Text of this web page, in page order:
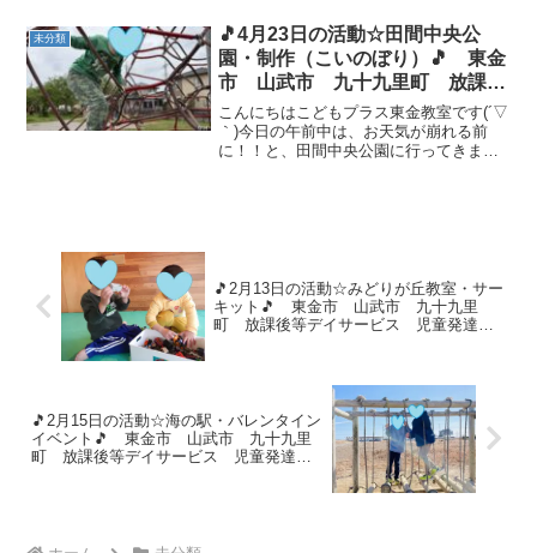
未分類
🎵4月23日の活動☆田間中央公
園・制作（こいのぼり）🎵 東金
市 山武市 九十九里町 放課後
等デイサービス 児童発達支援
運動療育 教室見学
こんにちはこどもプラス東金教室です(´▽
｀)今日の午前中は、お天気が崩れる前
に！！と、田間中央公園に行ってきまし
🎵2月13日の活動☆みどりが丘教室・サー
キット🎵 東金市 山武市 九十九里
町 放課後等デイサービス 児童発達支
🎵2月15日の活動☆海の駅・バレンタイン
イベント🎵 東金市 山武市 九十九里
町 放課後等デイサービス 児童発達支